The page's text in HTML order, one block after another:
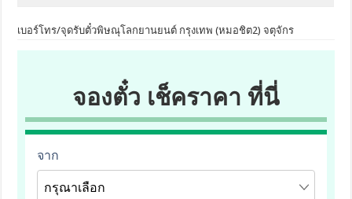
เบอร์โทร/จุดรับตั๋วพิษณุโลกยานยนต์ กรุงเทพ (หมอชิต2) จตุจักร
จองตั๋ว เช็คราคา ที่นี่